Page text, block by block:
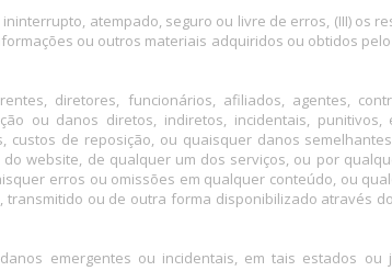
atempado, seguro ou livre de erros, (III) os
ou outros materiais adquiridos ou obtidos pelo
diretores, funcionários, afiliados, agentes,
ou danos diretos, indiretos, incidentais, punitivos,
de reposição, ou quaisquer danos
website, de qualquer um dos serviços, ou por
erros ou omissões em qualquer conteúdo, ou
ou de outra forma disponibilizado através
emergentes ou incidentais, em tais estados ou